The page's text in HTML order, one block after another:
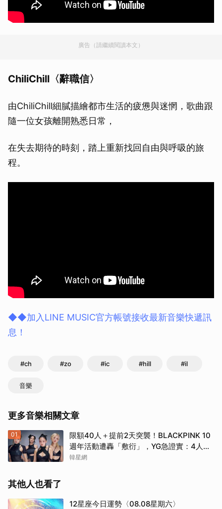
廣告（請繼續閱讀本文）
ChiliChill〈辭職信〉
由ChiliChill細膩描繪都市生活的疲憊與迷惘，歌曲跟
隨一位女孩離開熟悉日常，
在失去期待的時刻，踏上重新找回自由與呼吸的旅
程。
◆◆加入LINE MUSIC官方帳號接收最新音樂快遞訊
息！
#ch #zo #ic #hill #il
音樂
更多音樂相關文章
01
限額40人＋提前2天突襲！BLACKPINK 10
週年活動遭轟「敷衍」，YG急證實：4人確
定完全體出席
韓星網
其他人也看了
12星座今日運勢〈08.08星期六〉